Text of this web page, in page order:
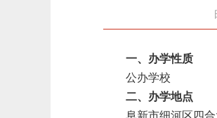
一、办学性质
公办学校
二、办学地点
阜新市细河区四